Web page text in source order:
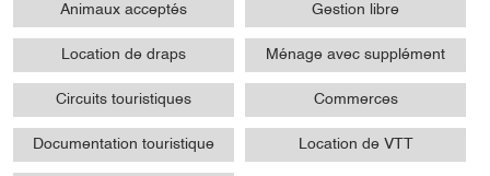
Animaux acceptés Gestion libre
Location de draps Ménage avec supplément
Circuits touristiques Commerces
Documentation touristique Location de VTT